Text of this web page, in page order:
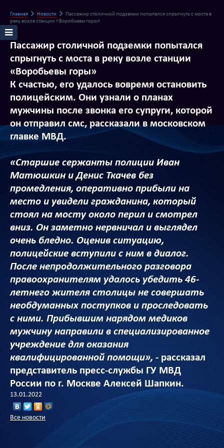
Главная Новости
Пассажир столичной подземки попытался спрыгнуть с моста в
реку возле станции «Воробьевы горы»
Пассажир столичной подземки попытался
спрыгнуть с моста в реку возле станции
«Воробьевы горы»
К счастью, его удалось вовремя остановить
полицейским. Они узнали о планах
мужчины после звонка его супруги, которой
он отправил смс, рассказали в московском
главке МВД.
«Старшие сержанты полиции Иван
Матюшкин и Денис Ткачев без
промедления, оперативно прибыли на
место и увидели гражданина, который
стоял на мосту около перил и смотрел
вниз. Он заметно нервничал и выглядел
очень бледно. Оценив ситуацию,
полицейские вступили с ним в диалог.
После непродолжительного разговора
правоохранителям удалось убедить 46-
летнего жителя столицы не совершать
необдуманных поступков и проследовать
с ними. Прибывшим нарядом медиков
мужчину направили в специализированное
учреждение для оказания
квалифицированной помощи», - рассказал
представитель пресс-службы ГУ МВД
России по г. Москве Алексей Шапкин.
13.01.2022
Все новости